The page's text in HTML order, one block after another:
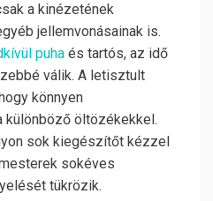
a kinézetének
jellemvonásainak is.
puha és tartós, az idő
válik. A letisztult
könnyen
különböző öltözékekkel.
sok kiegészítőt kézzel
sokéves
tükrözik.